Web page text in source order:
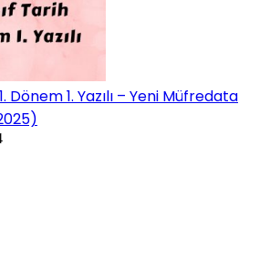
Dönem 1. Yazılı – Yeni Müfredata